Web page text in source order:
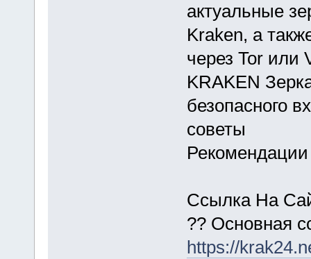
актуальные
Kraken, а
через Tor или
KRAKEN
безопасного
советы
Ссылка На
?? Основная
https://